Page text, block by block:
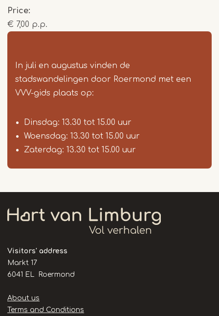
Price
€ 7,00 p.p.
In juli en augustus vinden de
stadswandelingen door Roermond met een
VVV-gids plaats op:
Dinsdag: 13.30 tot 15.00 uur
Woensdag: 13.30 tot 15.00 uur
Zaterdag: 13.30 tot 15.00 uur
Visitors' address
Markt 17
6041 EL Roermond
Handige
links
About us
Terms and Conditions